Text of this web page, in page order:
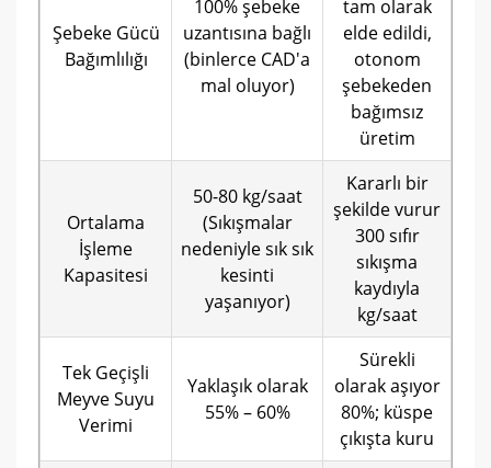
Şebeke Gücü
Bağımlılığı
100% şebeke
uzantısına bağlı
(binlerce CAD'a
mal oluyor)
tam olarak
elde edildi,
otonom
şebekeden
bağımsız
üretim
Ortalama
İşleme
Kapasitesi
50-80 kg/saat
(Sıkışmalar
nedeniyle sık sık
kesinti
yaşanıyor)
Kararlı bir
şekilde vurur
300 sıfır
sıkışma
kaydıyla
kg/saat
Tek Geçişli
Meyve Suyu
Verimi
Yaklaşık olarak
55% – 60%
Sürekli
olarak aşıyor
80%; küspe
çıkışta kuru